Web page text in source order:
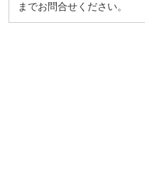
までお問合せください。